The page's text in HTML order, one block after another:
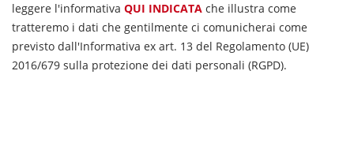
leggere l'informativa QUI INDICATA che illustra come
tratteremo i dati che gentilmente ci comunicherai come
previsto dall'Informativa ex art. 13 del Regolamento (UE)
2016/679 sulla protezione dei dati personali (RGPD).